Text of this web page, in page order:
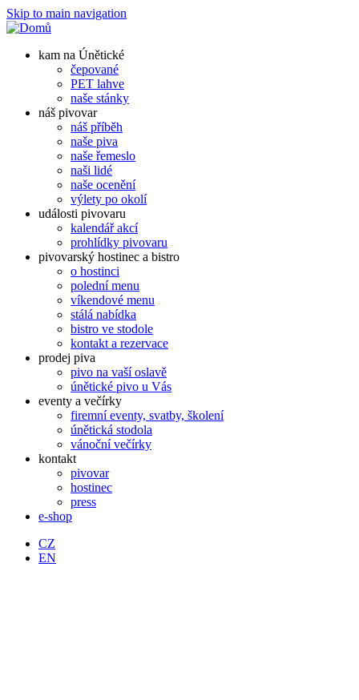
Skip to main navigation
kam na Únětické
čepované
PET lahve
naše stánky
náš pivovar
náš příběh
naše piva
naše řemeslo
naši lidé
naše ocenění
výlety po okolí
události pivovaru
kalendář akcí
prohlídky pivovaru
pivovarský hostinec a bistro
o hostinci
polední menu
víkendové menu
stálá nabídka
bistro ve stodole
kontakt a rezervace
prodej piva
pivo na vaší oslavě
únětické pivo u Vás
eventy a večírky
firemní eventy, svatby, školení
únětická stodola
vánoční večírky
kontakt
pivovar
hostinec
press
e-shop
CZ
EN